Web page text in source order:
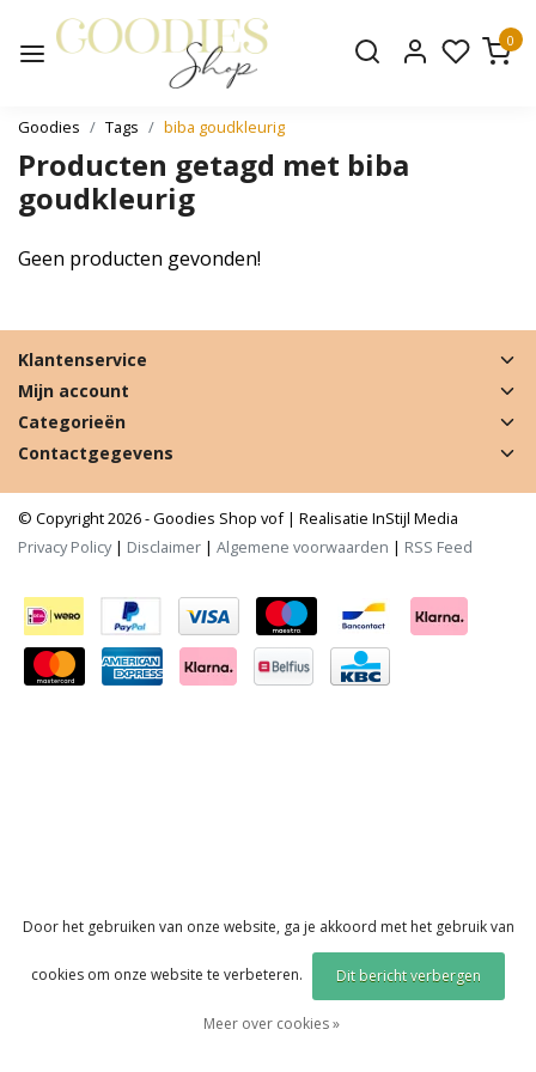
0
Goodies Tags biba goudkleurig
Producten getagd met biba
goudkleurig
Geen producten gevonden!
Klantenservice
Mijn account
Categorieën
Contactgegevens
© Copyright 2026 - Goodies Shop vof | Realisatie InStijl Media
Privacy Policy| Disclaimer | Algemene voorwaarden | RSS Feed
Door het gebruiken van onze website, ga je akkoord met het gebruik van
cookies om onze website te verbeteren. Dit bericht verbergen
Meer over cookies »